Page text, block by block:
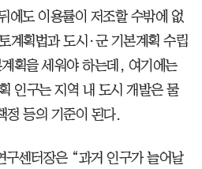
에도 이용률이 저조할 수밖에 없
계획법과 도시·군 기본계획 수립
획을 세워야 하는데, 여기에는
인구는 지역 내 도시 개발은 물
정 등의 기준이 된다.
구센터장은 “과거 인구가 늘어날